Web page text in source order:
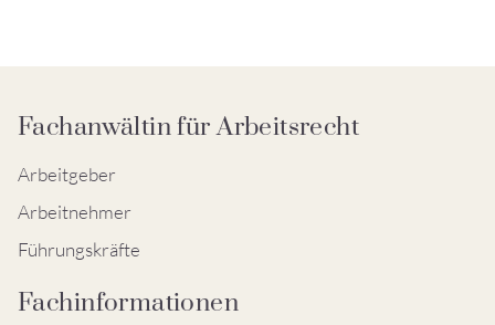
Fachanwältin für Arbeitsrecht
Arbeitgeber
Arbeitnehmer
Führungskräfte
Fachinformationen